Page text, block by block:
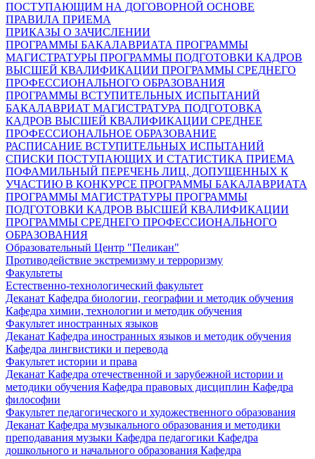
ПОСТУПАЮЩИМ НА ДОГОВОРНОЙ ОСНОВЕ
ПРАВИЛА ПРИЕМА
ПРИКАЗЫ О ЗАЧИСЛЕНИИ
ПРОГРАММЫ БАКАЛАВРИАТА ПРОГРАММЫ
МАГИСТРАТУРЫ ПРОГРАММЫ ПОДГОТОВКИ КАДРОВ
ВЫСШЕЙ КВАЛИФИКАЦИИ ПРОГРАММЫ СРЕДНЕГО
ПРОФЕССИОНАЛЬНОГО ОБРАЗОВАНИЯ
ПРОГРАММЫ ВСТУПИТЕЛЬНЫХ ИСПЫТАНИЙ
БАКАЛАВРИАТ МАГИСТРАТУРА ПОДГОТОВКА
КАДРОВ ВЫСШЕЙ КВАЛИФИКАЦИИ СРЕДНЕЕ
ПРОФЕССИОНАЛЬНОЕ ОБРАЗОВАНИЕ
РАСПИСАНИЕ ВСТУПИТЕЛЬНЫХ ИСПЫТАНИЙ
СПИСКИ ПОСТУПАЮЩИХ И СТАТИСТИКА ПРИЕМА
ПОФАМИЛЬНЫЙ ПЕРЕЧЕНЬ ЛИЦ, ДОПУЩЕННЫХ К
УЧАСТИЮ В КОНКУРСЕ ПРОГРАММЫ БАКАЛАВРИАТА
ПРОГРАММЫ МАГИСТРАТУРЫ ПРОГРАММЫ
ПОДГОТОВКИ КАДРОВ ВЫСШЕЙ КВАЛИФИКАЦИИ
ПРОГРАММЫ СРЕДНЕГО ПРОФЕССИОНАЛЬНОГО
ОБРАЗОВАНИЯ
Образовательный Центр "Пеликан"
Противодействие экстремизму и терроризму
Факультеты
Естественно-технологический факультет
Деканат Кафедра биологии, географии и методик обучения
Кафедра химии, технологии и методик обучения
Факультет иностранных языков
Деканат Кафедра иностранных языков и методик обучения
Кафедра лингвистики и перевода
Факультет истории и права
Деканат Кафедра отечественной и зарубежной истории и
методики обучения Кафедра правовых дисциплин Кафедра
философии
Факультет педагогического и художественного образования
Деканат Кафедра музыкального образования и методики
преподавания музыки Кафедра педагогики Кафедра
дошкольного и начального образования Кафедра